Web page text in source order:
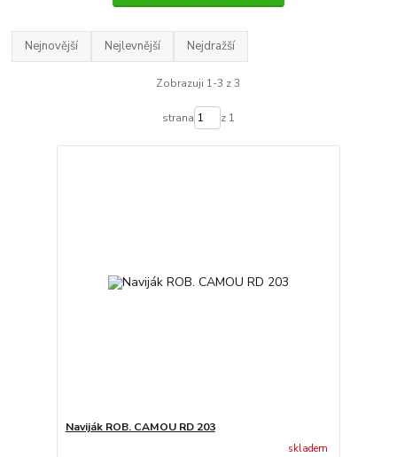
Nejnovější Nejlevnější Nejdražší
Zobrazuji 1-3 z 3
strana z 1
Naviják ROB. CAMOU RD 203
skladem